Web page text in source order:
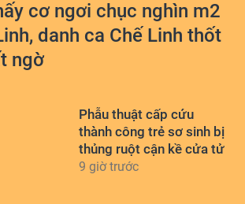
cơ ngơi chục nghìn m2
danh ca Chế Linh thốt
ngờ
Phẫu thuật cấp cứu
thành công trẻ sơ sinh bị
thủng ruột cận kề cửa tử
9 giờ trước